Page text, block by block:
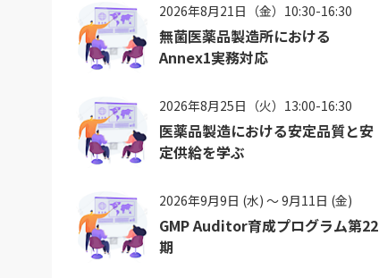
2026年8月21日（金）10:30-16:30
無菌医薬品製造所における
Annex1実務対応
2026年8月25日（火）13:00-16:30
医薬品製造における安定品質と安
定供給を学ぶ
2026年9月9日 (水) ～ 9月11日 (金)
GMP Auditor育成プログラム第22
期